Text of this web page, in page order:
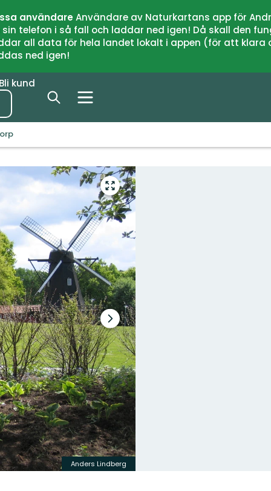
användareAnvändare av Naturkartans app för
telefon i så fall och laddar ned igen! Då skall den
all data för hela landet lokalt i appen (för att
ned igen!
Bli kund
Gå
till
helskärmsläge
Nästa
bildspel
Anders Lindberg